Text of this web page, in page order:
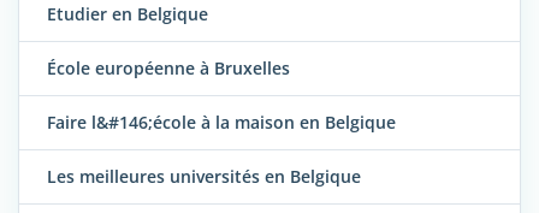
Etudier en Belgique
École européenne à Bruxelles
Faire l&#146;école à la maison en Belgique
Les meilleures universités en Belgique